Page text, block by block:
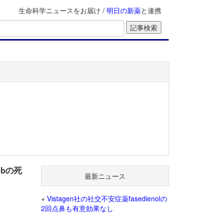
生命科学ニュースをお届け / 明日の新薬と連携
の死 最新ニュース
+ Vistagen社の社交不安症薬fasedienolの
2回点鼻も有意効果なし